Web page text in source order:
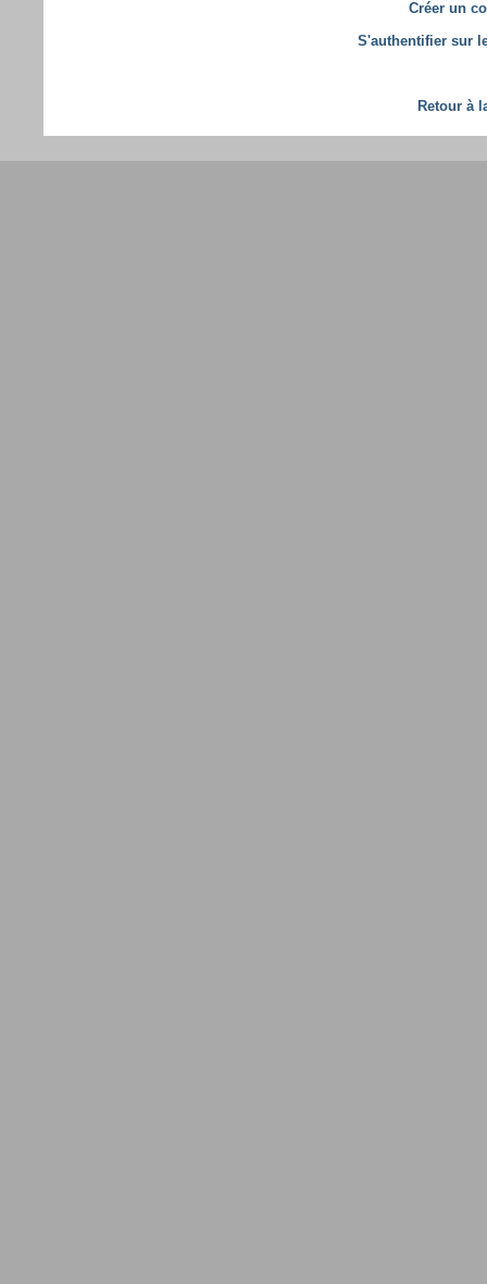
Créer un
S'authentifier sur
Retour à